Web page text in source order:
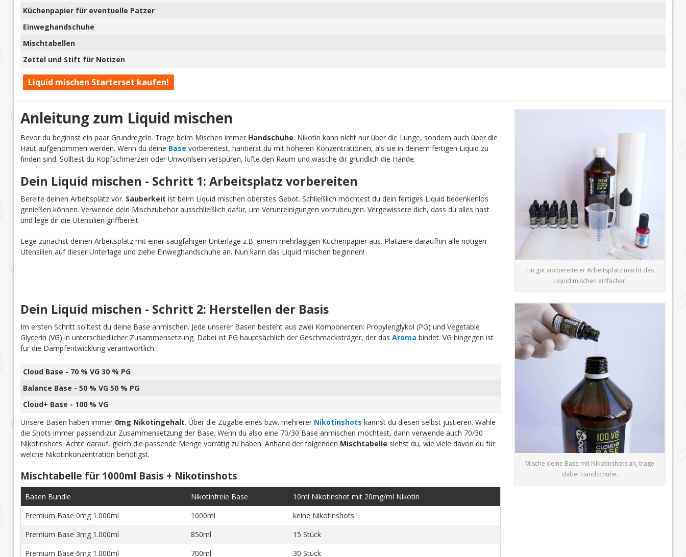
Küchenpapier für eventuelle Patzer
Einweghandschuhe
Mischtabellen
Zettel und Stift für Notizen
Liquid mischen Starterset kaufen!
Anleitung zum Liquid mischen
Bevor du beginnst ein paar Grundregeln. Trage beim Mischen immer Handschuhe. Nikotin kann nicht nur über die Lunge, sondern auch über die
Haut aufgenommen werden. Wenn du deine Base vorbereitest, hantierst du mit höheren Konzentrationen, als sie in deinem fertigen Liquid zu
finden sind. Solltest du Kopfschmerzen oder Unwohlsein verspüren, lüfte den Raum und wasche dir gründlich die Hände.
Dein Liquid mischen - Schritt 1: Arbeitsplatz vorbereiten
Bereite deinen Arbeitsplatz vor. Sauberkeit ist beim Liquid mischen oberstes Gebot. Schließlich möchtest du dein fertiges Liquid bedenkenlos
genießen können. Verwende dein Mischzubehör ausschließlich dafür, um Verunreinigungen vorzubeugen. Vergewissere dich, dass du alles hast
und lege dir die Utensilien griffbereit.
Lege zunächst deinen Arbeitsplatz mit einer saugfähigen Unterlage z.B. einem mehrlagigen Küchenpapier aus. Platziere daraufhin alle nötigen
Utensilien auf dieser Unterlage und ziehe Einweghandschuhe an. Nun kann das Liquid mischen beginnen!
Ein gut vorbereiteter Arbeitsplatz macht das
Liquid mischen einfacher.
Dein Liquid mischen - Schritt 2: Herstellen der Basis
Im ersten Schritt solltest du deine Base anmischen. Jede unserer Basen besteht aus zwei Komponenten: Propylenglykol (PG) und Vegetable
Glycerin (VG) in unterschiedlicher Zusammensetzung. Dabei ist PG hauptsächlich der Geschmacksträger, der das Aroma bindet. VG hingegen ist
für die Dampfentwicklung verantwortlich.
Cloud Base - 70 % VG 30 % PG
Balance Base - 50 % VG 50 % PG
Cloud+ Base - 100 % VG
Unsere Basen haben immer 0mg Nikotingehalt. Über die Zugabe eines bzw. mehrerer Nikotinshots kannst du diesen selbst justieren. Wähle
die Shots immer passend zur Zusammensetzung der Base. Wenn du also eine 70/30 Base anmischen möchtest, dann verwende auch 70/30
Nikotinshots. Achte darauf, gleich die passende Menge vorrätig zu haben. Anhand der folgenden Mischtabelle siehst du, wie viele davon du für
welche Nikotinkonzentration benötigst.
Mischtabelle für 1000ml Basis + Nikotinshots
Basen Bundle Nikotinfreie Base
10ml Nikotinshot mit 20mg/ml Nikotin
Premium Base 0mg 1.000ml
1000ml
keine Nikotinshots
Premium Base 3mg 1.000ml
850ml
15 Stück
Premium Base 6mg 1.000ml
700ml
30 Stück
Mische deine Base mit Nikotinshots an, trage
dabei Handschuhe.